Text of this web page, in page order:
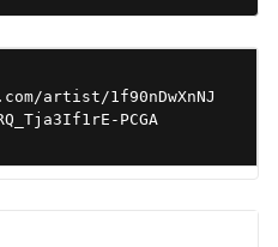
artist/1f90nDwXnNJ
PCGA